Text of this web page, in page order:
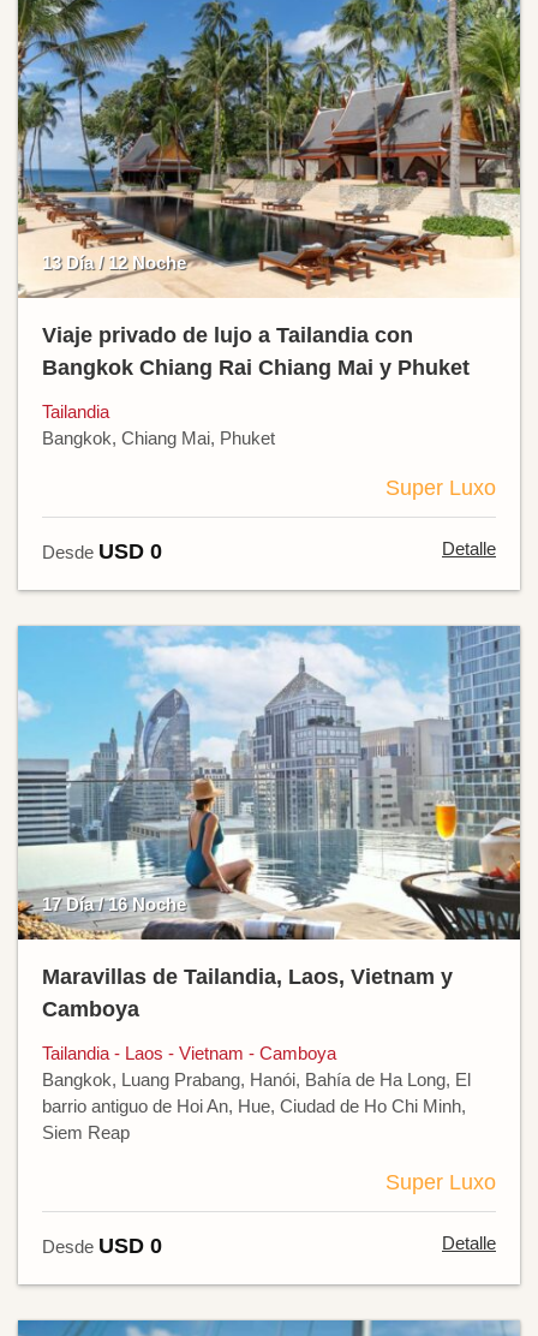
13 Día / 12 Noche
Viaje privado de lujo a Tailandia con
Bangkok Chiang Rai Chiang Mai y Phuket
Tailandia
Bangkok, Chiang Mai, Phuket
Super Luxo
Desde USD 0 Detalle
17 Día / 16 Noche
Maravillas de Tailandia, Laos, Vietnam y
Camboya
Tailandia - Laos - Vietnam - Camboya
Bangkok, Luang Prabang, Hanói, Bahía de Ha Long, El
barrio antiguo de Hoi An, Hue, Ciudad de Ho Chi Minh,
Siem Reap
Super Luxo
Desde USD 0 Detalle